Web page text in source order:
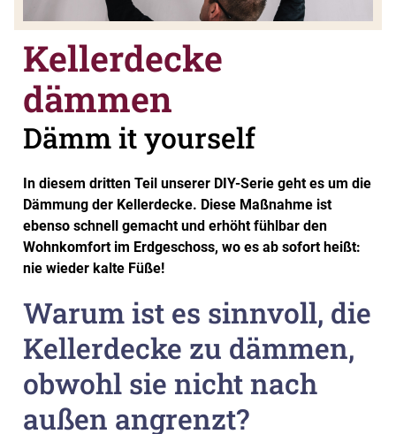
Kellerdecke
dämmen
Dämm it yourself
In diesem dritten Teil unserer DIY-Serie geht es um die
Dämmung der Kellerdecke. Diese Maßnahme ist
ebenso schnell gemacht und erhöht fühlbar den
Wohnkomfort im Erdgeschoss, wo es ab sofort heißt:
nie wieder kalte Füße!
Warum ist es sinnvoll, die
Kellerdecke zu dämmen,
obwohl sie nicht nach
außen angrenzt?